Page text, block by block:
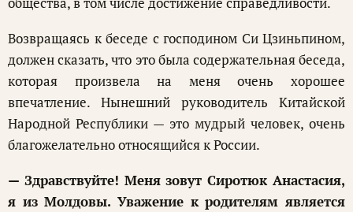
Возвращаясь к беседе с господином Си Цзиньпином,
должен сказать, что это была содержательная беседа,
которая произвела на меня очень хорошее
впечатление. Нынешний руководитель Китайской
Народной Республики — это мудрый человек, очень
благожелательно относящийся к России.
— Здравствуйте! Меня зовут Сиротюк Анастасия,
я из Молдовы. Уважение к родителям является